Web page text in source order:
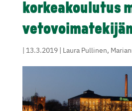
korkeakoulutus
| 13.3.2019| Laura Pullinen,